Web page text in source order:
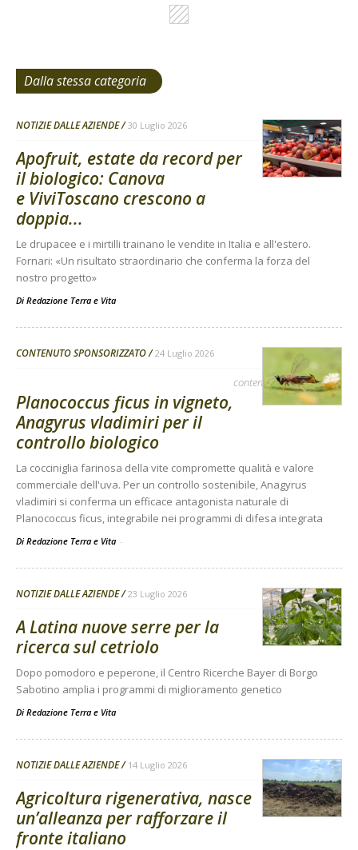
Dalla stessa categoria
NOTIZIE DALLE AZIENDE 30 Luglio 2026
Apofruit, estate da record per
il biologico: Canova
e ViviToscano crescono a
doppia...
Le drupacee e i mirtilli trainano le vendite in Italia e all'estero.
Fornari: «Un risultato straordinario che conferma la forza del
nostro progetto»
Di Redazione Terra e Vita
CONTENUTO SPONSORIZZATO 24 Luglio 2026
contenuto sponsorizzato
Planococcus ficus in vigneto,
Anagyrus vladimiri per il
controllo biologico
La cocciniglia farinosa della vite compromette qualità e valore
commerciale dell'uva. Per un controllo sostenibile, Anagyrus
vladimiri si conferma un efficace antagonista naturale di
Planococcus ficus, integrabile nei programmi di difesa integrata
Di Redazione Terra e Vita -
NOTIZIE DALLE AZIENDE 23 Luglio 2026
A Latina nuove serre per la
ricerca sul cetriolo
Dopo pomodoro e peperone, il Centro Ricerche Bayer di Borgo
Sabotino amplia i programmi di miglioramento genetico
Di Redazione Terra e Vita
NOTIZIE DALLE AZIENDE 14 Luglio 2026
Agricoltura rigenerativa, nasce
un’alleanza per rafforzare il
fronte italiano